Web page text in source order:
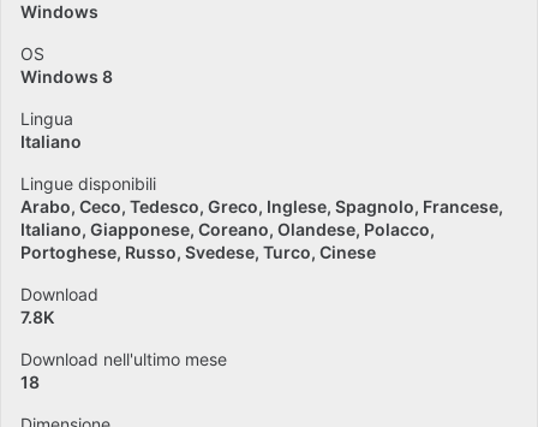
Windows
OS
Windows 8
Lingua
Italiano
Lingue disponibili
Arabo Ceco Tedesco Greco Inglese Spagnolo Francese
Italiano Giapponese Coreano Olandese Polacco
Portoghese Russo Svedese Turco Cinese
Download
7.8K
Download nell'ultimo mese
18